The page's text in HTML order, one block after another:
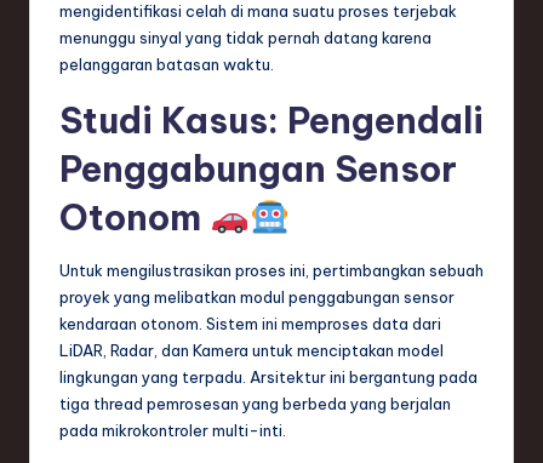
mengidentifikasi celah di mana suatu proses terjebak
menunggu sinyal yang tidak pernah datang karena
pelanggaran batasan waktu.
Studi Kasus: Pengendali
Penggabungan Sensor
Otonom
Untuk mengilustrasikan proses ini, pertimbangkan sebuah
proyek yang melibatkan modul penggabungan sensor
kendaraan otonom. Sistem ini memproses data dari
LiDAR, Radar, dan Kamera untuk menciptakan model
lingkungan yang terpadu. Arsitektur ini bergantung pada
tiga thread pemrosesan yang berbeda yang berjalan
pada mikrokontroler multi-inti.